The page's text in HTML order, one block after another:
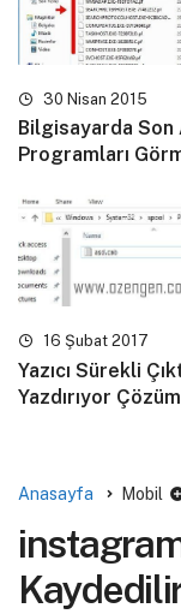
30 Nisan 2015
Bilgisayarda Son
Programları
16 Şubat 2017
Yazıcı Sürekli
Yazdırıyor
Anasayfa Mobil